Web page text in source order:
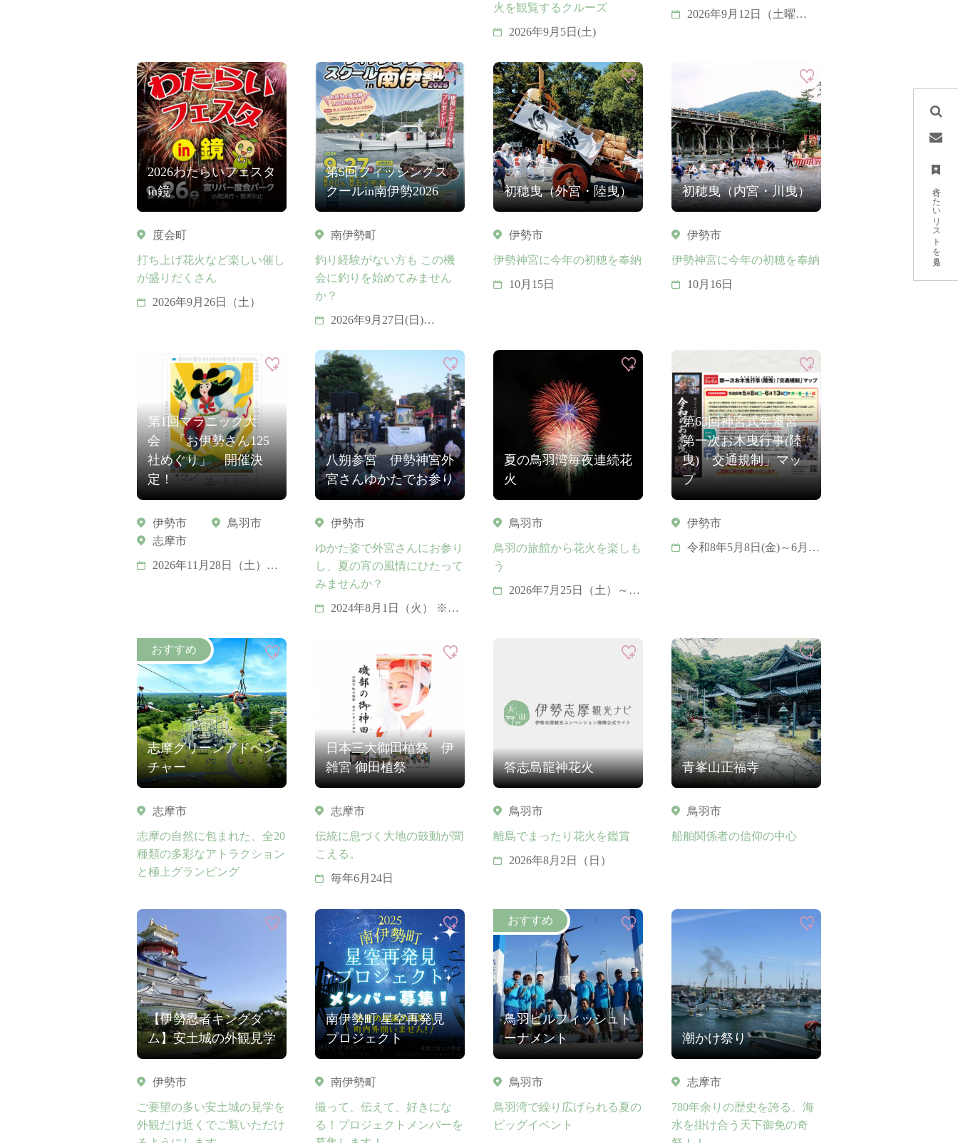
行きたいリストを見る
火を観覧するクルーズ
2026年9月5日(土)
2026年9月12日（土曜
2026わたらいフェスタ
in鏡
度会町
打ち上げ花火など楽しい催し
が盛りだくさん
2026年9月26日（土）
第5回フィッシングス
クールin南伊勢2026
南伊勢町
釣り経験がない方も この機
会に釣りを始めてみません
か？
2026年9月27日(日)
1日(土) 9時 ～ 8月10日(月)
17時
初穂曳（外宮・陸曳）
伊勢市
伊勢神宮に今年の初穂を奉納
10月15日
初穂曳（内宮・川曳）
伊勢市
伊勢神宮に今年の初穂を奉納
10月16日
第1回マラニック大
会 「お伊勢さん125
社めぐり」 開催決
定！
伊勢市
鳥羽市
志摩市
2026年11月28日（土）、
11月21日（日）
八朔参宮 伊勢神宮外
宮さんゆかたでお参り
伊勢市
ゆかた姿で外宮さんにお参り
し、夏の宵の風情にひたって
みませんか？
2024年8月1日（火） ※例
夏の鳥羽湾毎夜連続花
火
鳥羽市
鳥羽の旅館から花火を楽しも
う
2026年7月25日（土）～8
小 浜 湾 ・・・ 7月25日
小 浜 湾・・・ 7月30日
(木)～8月6日(木) 8日間
～8月14日(金） 8日間
佐 田 浜・・・ 8月15日
※開催可否については当
日15時頃に公式ホームペ
行）
第63回神宮式年遷宮
第一次お木曳行事(陸
曳)「交通規制」マッ
プ
伊勢市
令和8年5月8日(金)～6月13
志摩グリーンアドベン
チャー
志摩市
志摩の自然に包まれた、全20
種類の多彩なアトラクション
と極上グランピング
日本三大御田植祭 伊
雑宮 御田植祭
志摩市
伝統に息づく大地の鼓動が聞
こえる。
毎年6月24日
答志島龍神花火
鳥羽市
離島でまったり花火を鑑賞
2026年8月2日（日）
青峯山正福寺
鳥羽市
船舶関係者の信仰の中心
【伊勢忍者キングダ
ム】安土城の外観見学
伊勢市
ご要望の多い安土城の見学を
外観だけ近くでご覧いただけ
南伊勢町 星空再発見
プロジェクト
南伊勢町
撮って、伝えて、好きにな
る！プロジェクトメンバーを
鳥羽ビルフィッシュト
ーナメント
鳥羽市
鳥羽湾で繰り広げられる夏の
ビッグイベント
潮かけ祭り
志摩市
780年余りの歴史を誇る、海
水を掛け合う天下御免の奇